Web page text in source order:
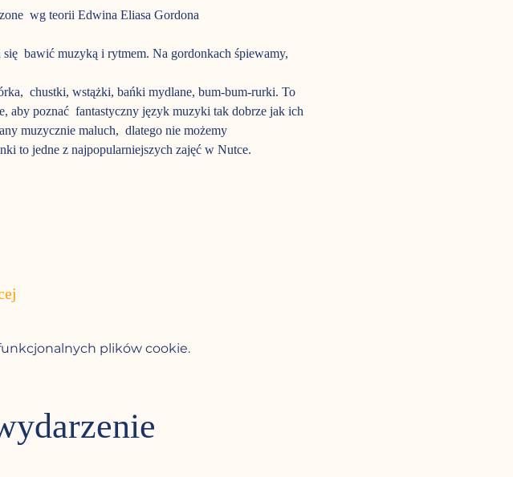
wg teorii Edwina Eliasa Gordona
bawić muzyką i rytmem. Na gordonkach śpiewamy,
chustki, wstążki, bańki mydlane, bum-bum-rurki. To
aby poznać  fantastyczny język muzyki tak dobrze jak ich
muzycznie maluch,  dlatego nie możemy
to jedne z najpopularniejszych zajęć w Nutce.
plików cookie.